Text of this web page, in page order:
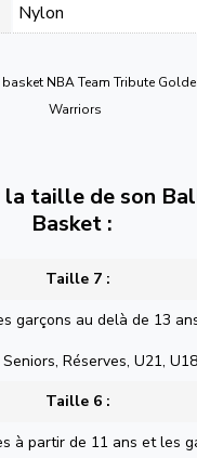
Nylon
la taille de son
Basket :
Taille 7 :
garçons au delà de 13
Réserves, U21,
Taille 6 :
à partir de 11 ans et les